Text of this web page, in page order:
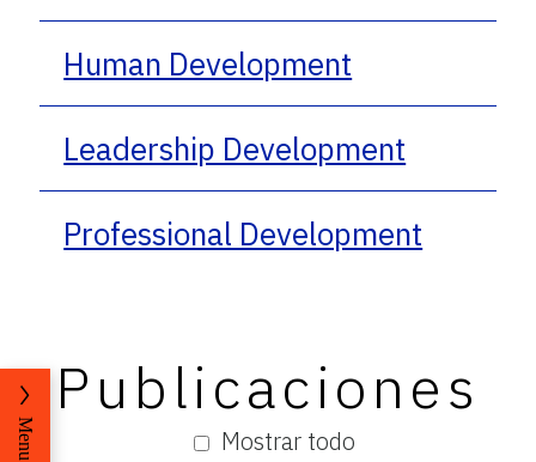
Human Development
Leadership Development
Professional Development
Mostrar todo
Publicaciones
Menu